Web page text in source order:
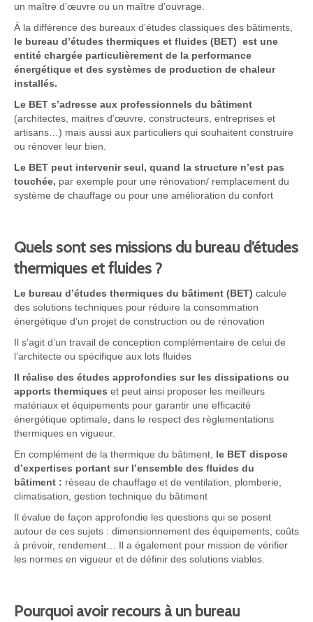
un maître d’œuvre ou un maître d’ouvrage.
À la différence des bureaux d’études classiques des bâtiments,
le bureau d’études thermiques et fluides (BET) est une
entité chargée particulièrement de la performance
énergétique et des systèmes de production de chaleur
installés.
Le BET s’adresse aux professionnels du bâtiment
(architectes, maitres d’œuvre, constructeurs, entreprises et
artisans…) mais aussi aux particuliers qui souhaitent construire
ou rénover leur bien.
Le BET peut intervenir seul, quand la structure n’est pas
touchée, par exemple pour une rénovation/ remplacement du
système de chauffage ou pour une amélioration du confort
Quels sont ses missions du bureau d’études
thermiques et fluides ?
Le bureau d’études thermiques du bâtiment (BET) calcule
des solutions techniques pour réduire la consommation
énergétique d’un projet de construction ou de rénovation
Il s’agit d’un travail de conception complémentaire de celui de
l’architecte ou spécifique aux lots fluides
Il réalise des études approfondies sur les dissipations ou
apports thermiques et peut ainsi proposer les meilleurs
matériaux et équipements pour garantir une efficacité
énergétique optimale, dans le respect des règlementations
thermiques en vigueur.
En complément de la thermique du bâtiment, le BET dispose
d’expertises portant sur l’ensemble des fluides du
bâtiment : réseau de chauffage et de ventilation, plomberie,
climatisation, gestion technique du bâtiment
Il évalue de façon approfondie les questions qui se posent
autour de ces sujets : dimensionnement des équipements, coûts
à prévoir, rendement… Il a également pour mission de vérifier
les normes en vigueur et de définir des solutions viables.
Pourquoi avoir recours à un bureau